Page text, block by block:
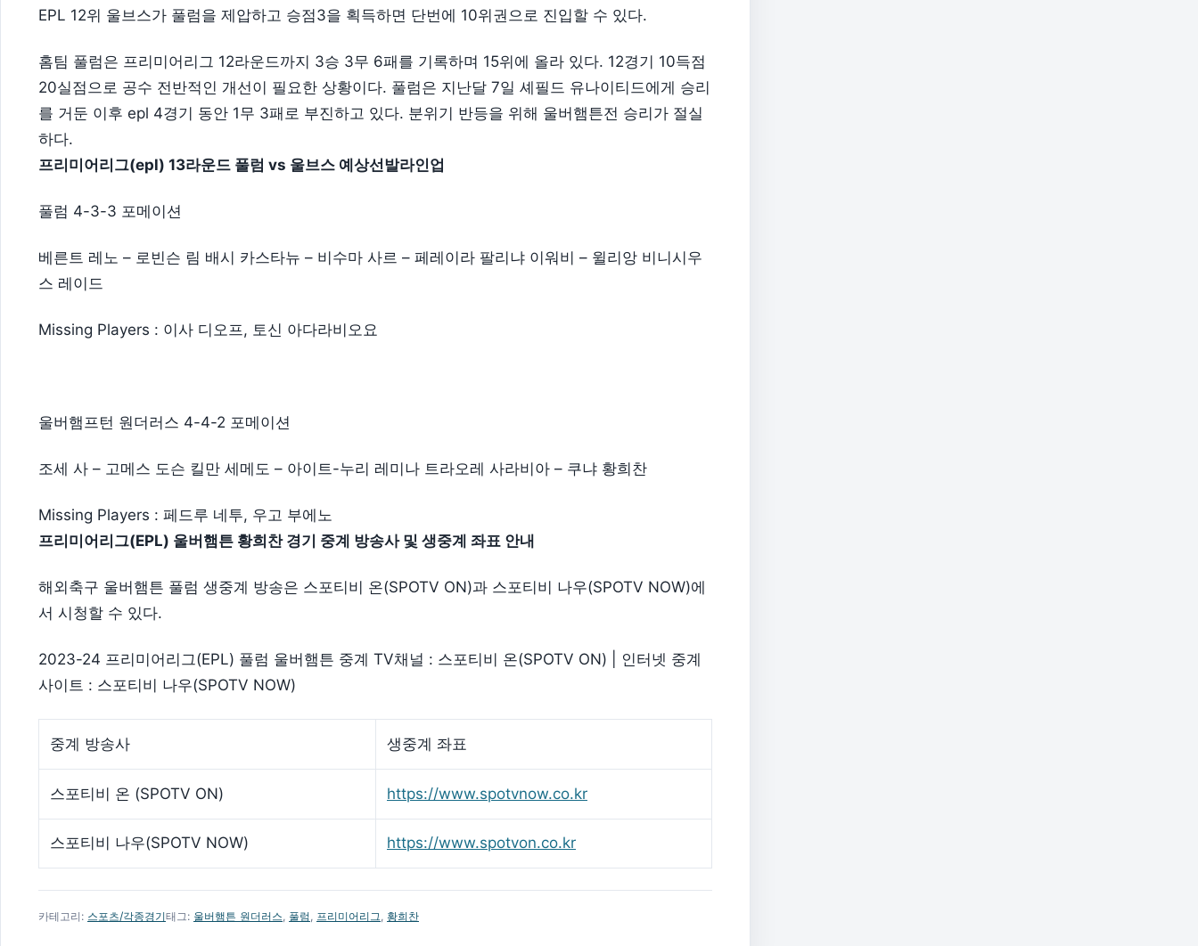
EPL 12위 울브스가 풀럼을 제압하고 승점3을 획득하면 단번에 10위권으로 진입할 수 있다.
홈팀 풀럼은 프리미어리그 12라운드까지 3승 3무 6패를 기록하며 15위에 올라 있다. 12경기 10득점
20실점으로 공수 전반적인 개선이 필요한 상황이다. 풀럼은 지난달 7일 셰필드 유나이티드에게 승리
를 거둔 이후 epl 4경기 동안 1무 3패로 부진하고 있다. 분위기 반등을 위해 울버햄튼전 승리가 절실
하다.
프리미어리그(epl) 13라운드 풀럼 vs 울브스 예상선발라인업
풀럼 4-3-3 포메이션
베른트 레노 – 로빈슨 림 배시 카스타뉴 – 비수마 사르 – 페레이라 팔리냐 이워비 – 윌리앙 비니시우
스 레이드
Missing Players : 이사 디오프, 토신 아다라비오요
울버햄프턴 원더러스 4-4-2 포메이션
조세 사 – 고메스 도슨 킬만 세메도 – 아이트-누리 레미나 트라오레 사라비아 – 쿠냐 황희찬
Missing Players : 페드루 네투, 우고 부에노
프리미어리그(EPL) 울버햄튼 황희찬 경기 중계 방송사 및 생중계 좌표 안내
해외축구 울버햄튼 풀럼 생중계 방송은 스포티비 온(SPOTV ON)과 스포티비 나우(SPOTV NOW)에
서 시청할 수 있다.
2023-24 프리미어리그(EPL) 풀럼 울버햄튼 중계 TV채널 : 스포티비 온(SPOTV ON) | 인터넷 중계
사이트 : 스포티비 나우(SPOTV NOW)
중계 방송사 생중계 좌표
스포티비 온 (SPOTV ON) https://www.spotvnow.co.kr
스포티비 나우(SPOTV NOW) https://www.spotvon.co.kr
카테고리: 스포츠/각종경기태그: 울버햄튼 원더러스 풀럼 프리미어리그 황희찬